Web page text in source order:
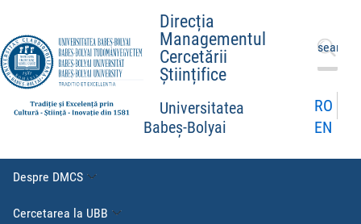
Direcția
Managementul
Cercetării
Științifice
Universitatea
Babeș-Bolyai
Caută
după:
RO
EN
Despre DMCS
Cercetarea la UBB